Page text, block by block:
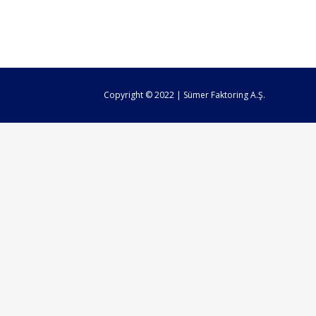
Copyright © 2022 | Sümer Faktoring A.Ş.